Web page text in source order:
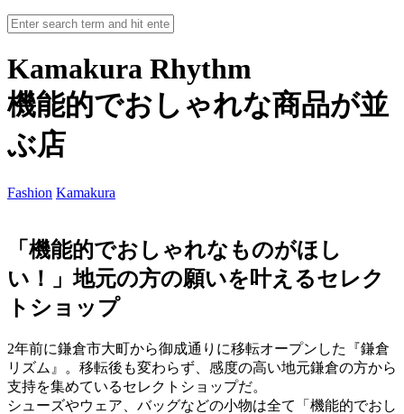
Kamakura Rhythm
機能的でおしゃれな商品が並
ぶ店
Fashion Kamakura
「機能的でおしゃれなものがほし
い！」地元の方の願いを叶えるセレク
トショップ
2年前に鎌倉市大町から御成通りに移転オープンした『鎌倉
リズム』。移転後も変わらず、感度の高い地元鎌倉の方から
支持を集めているセレクトショップだ。
シューズやウェア、バッグなどの小物は全て「機能的でおし